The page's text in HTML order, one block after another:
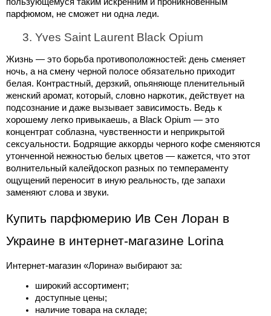
пользующемуся таким искренним и проникновенным
парфюмом, не сможет ни одна леди.
Yves Saint Laurent Black Opium
Жизнь — это борьба противоположностей: день сменяет
ночь, а на смену черной полосе обязательно приходит
белая. Контрастный, дерзкий, опьяняюще пленительный
женский аромат, который, словно наркотик, действует на
подсознание и даже вызывает зависимость. Ведь к
хорошему легко привыкаешь, а Black Opium — это
концентрат соблазна, чувственности и неприкрытой
сексуальности. Бодрящие аккорды черного кофе сменяются
утонченной нежностью белых цветов — кажется, что этот
волнительный калейдоскоп разных по темпераменту
ощущений переносит в иную реальность, где запахи
заменяют слова и звуки.
Купить парфюмерию Ив Сен Лоран в
Украине в интернет-магазине Lorina
Интернет-магазин «Лорина» выбирают за:
широкий ассортимент;
доступные цены;
наличие товара на складе;